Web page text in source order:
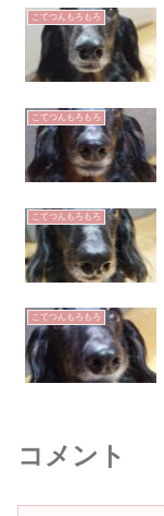
こてつんもろもろ
こてつんもろもろ
こてつんもろもろ
こてつんもろもろ
コメント